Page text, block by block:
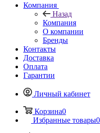
Компания
Назад
Компания
О компании
Бренды
Контакты
Доставка
Оплата
Гарантии
Личный кабинет
Корзина0
Избранные товары0